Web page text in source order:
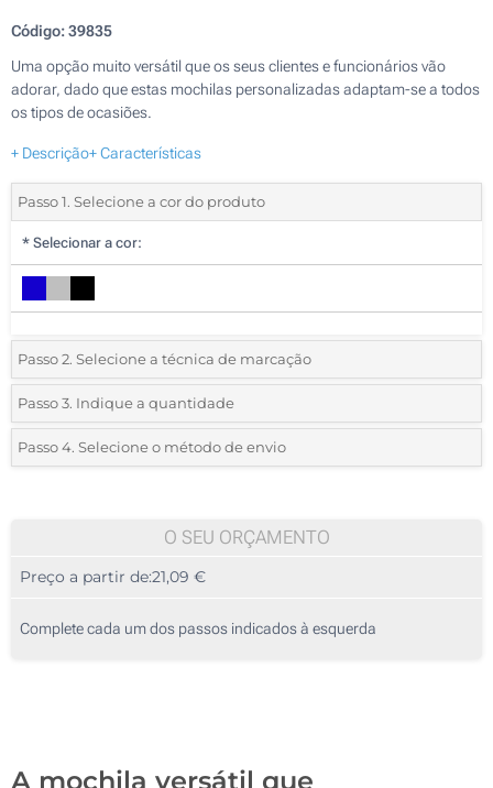
Código:39835
Uma opção muito versátil que os seus clientes e funcionários vão
adorar, dado que estas mochilas personalizadas adaptam-se a todos
os tipos de ocasiões.
+ Descrição+ Características
Passo 1. Selecione a cor do produto
* Selecionar a cor:
Passo 2. Selecione a técnica de marcação
*Selecione o tipo de marcação e as cores do logotipo:
1 Cor (Na frente)
Passo 3. Indique a quantidade
*Quantidade mínima:5
10
25
Passo 4. Selecione o método de envio
O SEU ORÇAMENTO
Preço a partir de:21,09 €
Complete cada um dos passos indicados à esquerda
A mochila versátil que